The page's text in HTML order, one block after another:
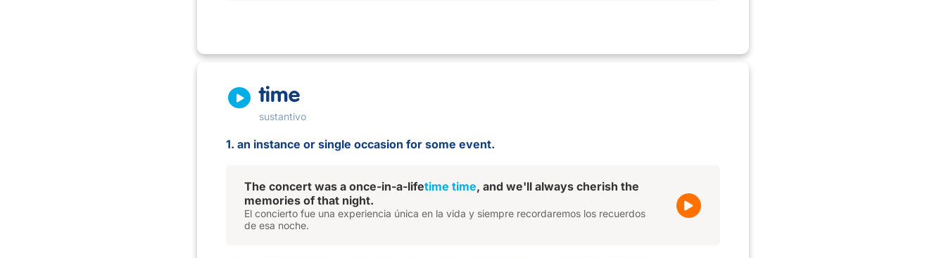
time
sustantivo
1. an instance or single occasion for some event.
The concert was a once-in-a-lifetime time, and we'll always cherish the
memories of that night.
El concierto fue una experiencia única en la vida y siempre recordaremos los recuerdos
de esa noche.